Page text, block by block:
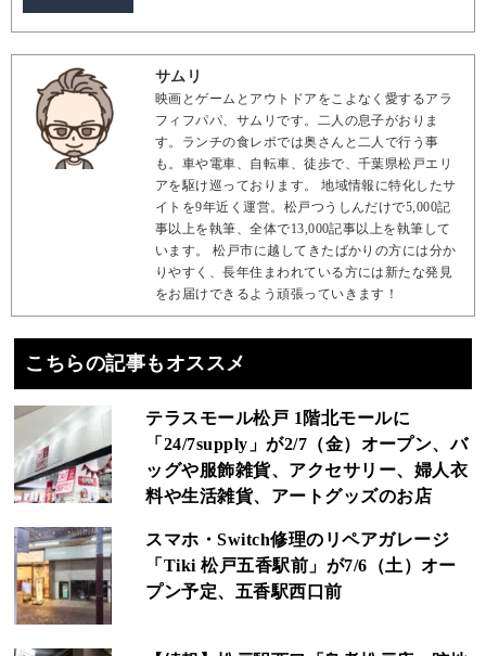
サムリ
映画とゲームとアウトドアをこよなく愛するアラ
フィフパパ、サムリです。二人の息子がおりま
す。ランチの食レポでは奥さんと二人で行う事
も。車や電車、自転車、徒歩で、千葉県松戸エリ
アを駆け巡っております。 地域情報に特化したサ
イトを9年近く運営。松戸つうしんだけで5,000記
事以上を執筆、全体で13,000記事以上を執筆して
います。 松戸市に越してきたばかりの方には分か
りやすく、長年住まわれている方には新たな発見
をお届けできるよう頑張っていきます！
こちらの記事もオススメ
テラスモール松戸 1階北モールに
「24/7supply」が2/7（金）オープン、バ
ッグや服飾雑貨、アクセサリー、婦人衣
料や生活雑貨、アートグッズのお店
スマホ・Switch修理のリペアガレージ
「Tiki 松戸五香駅前」が7/6（土）オー
プン予定、五香駅西口前